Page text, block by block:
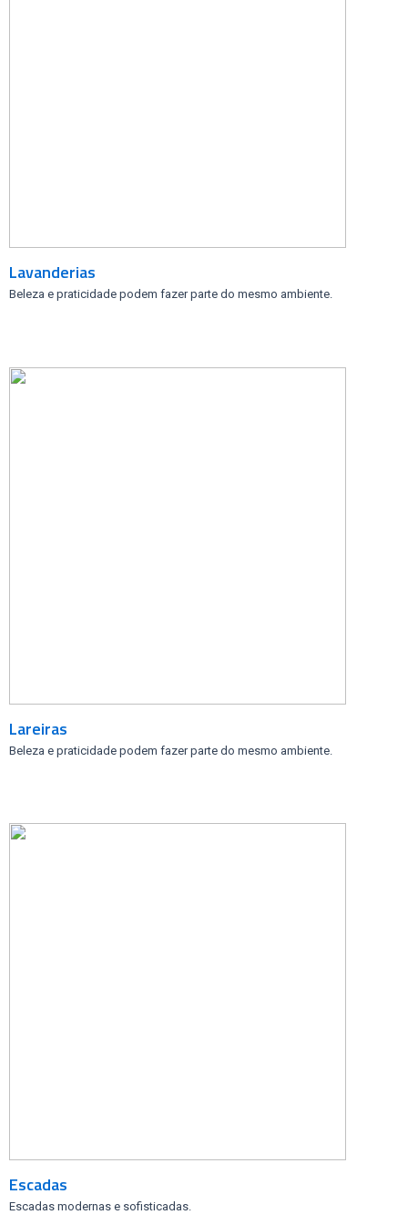
Lavanderias
Beleza e praticidade podem fazer parte do mesmo ambiente.
Lareiras
Beleza e praticidade podem fazer parte do mesmo ambiente.
Escadas
Escadas modernas e sofisticadas.